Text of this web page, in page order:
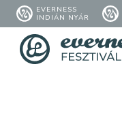
EVERNESS
INDIÁN NYÁR